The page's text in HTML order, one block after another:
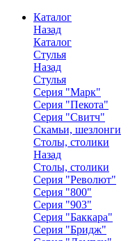
Каталог
Назад
Каталог
Стулья
Назад
Стулья
Серия "Марк"
Серия "Пекота"
Серия "Свитч"
Скамьи, шезлонги
Столы, столики
Назад
Столы, столики
Серия "Револют"
Серия "800"
Серия "903"
Серия "Баккара"
Серия "Бридж"